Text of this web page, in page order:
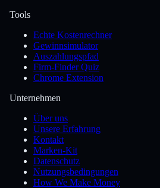
Tools
Echte Kostenrechner
Gewinnsimulator
Auszahlungspfad
Firm-Finder Quiz
Chrome Extension
Unternehmen
Über uns
Unsere Erfahrung
Kontakt
Marken-Kit
Datenschutz
Nutzungsbedingungen
How We Make Money